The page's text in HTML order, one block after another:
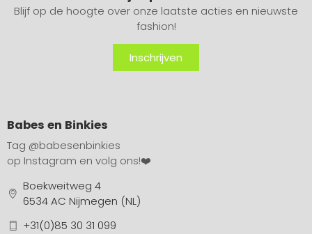
Blijf op de hoogte over onze laatste acties en nieuwste
fashion!
Inschrijven
Babes en Binkies
Tag @babesenbinkies
op Instagram en volg ons!❤️
Boekweitweg 4
6534 AC Nijmegen (NL)
+31(0)85 30 31 099